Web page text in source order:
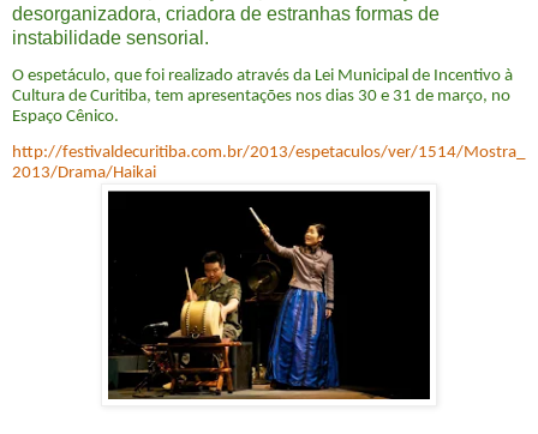
desorganizadora, criadora de estranhas formas de
instabilidade sensorial.
O espetáculo, que foi realizado através da Lei Municipal de Incentivo à
Cultura de Curitiba, tem apresentações nos dias 30 e 31 de março, no
Espaço Cênico.
http://festivaldecuritiba.com.br/2013/espetaculos/ver/1514/Mostra_
2013/Drama/Haikai